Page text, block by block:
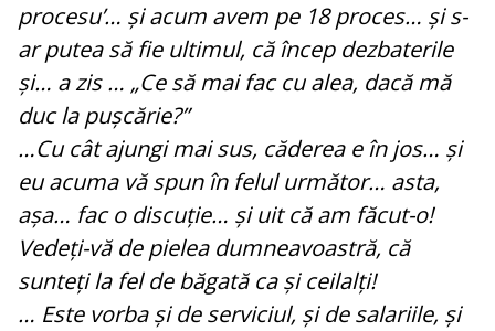
procesu’… și acum avem pe 18 proces… și s-
ar putea să fie ultimul, că încep dezbaterile
și… a zis … „Ce să mai fac cu alea, dacă mă
duc la pușcărie?”
…Cu cât ajungi mai sus, căderea e în jos… și
eu acuma vă spun în felul următor… asta,
așa… fac o discuție… și uit că am făcut-o!
Vedeți-vă de pielea dumneavoastră, că
sunteți la fel de băgată ca și ceilalți!
… Este vorba și de serviciul, și de salariile, și